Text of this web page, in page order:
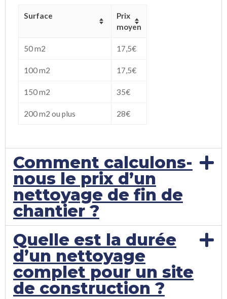
Surface
Prix
moyen
50 m2 17,5€
100 m2 17,5€
150 m2 35€
200 m2 ou plus 28€
Comment calculons-
nous le prix d’un
nettoyage de fin de
chantier ?
Quelle est la durée
d’un nettoyage
complet pour un site
de construction ?